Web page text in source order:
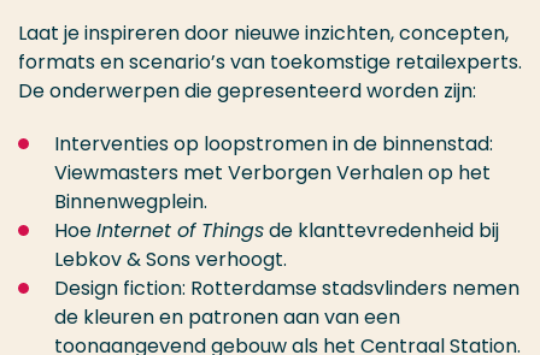
Laat je inspireren door nieuwe inzichten, concepten,
formats en scenario’s van toekomstige retailexperts.
De onderwerpen die gepresenteerd worden zijn:
Interventies op loopstromen in de binnenstad:
Viewmasters met Verborgen Verhalen op het
Binnenwegplein.
HoeInternet of Thingsde klanttevredenheid bij
Lebkov & Sons verhoogt.
Design fiction: Rotterdamse stadsvlinders nemen
de kleuren en patronen aan van een
toonaangevend gebouw als het Centraal Station.